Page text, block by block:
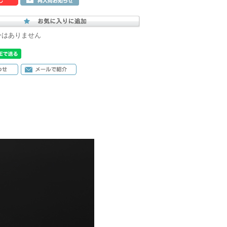
ありません